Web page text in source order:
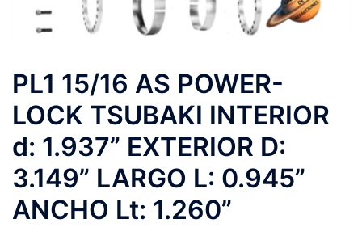
PL1 15/16 AS POWER-
LOCK TSUBAKI INTERIOR
d: 1.937” EXTERIOR D:
3.149” LARGO L: 0.945”
ANCHO Lt: 1.260”